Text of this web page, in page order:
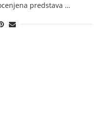
predstava …